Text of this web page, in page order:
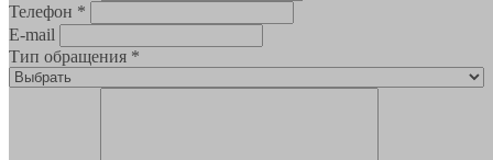
Телефон *
E-mail
Тип обращения *